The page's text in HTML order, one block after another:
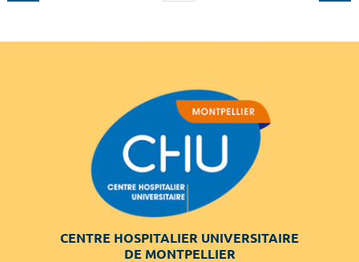
CENTRE HOSPITALIER UNIVERSITAIRE
DE MONTPELLIER